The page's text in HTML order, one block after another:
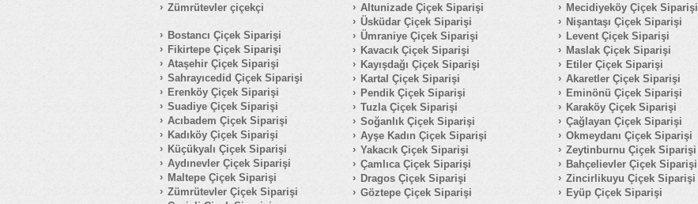
Zümrütevler çiçekçi
Bostancı Çiçek Siparişi
Fikirtepe Çiçek Siparişi
Ataşehir Çiçek Siparişi
Sahrayıcedid Çiçek Siparişi
Erenköy Çiçek Siparişi
Suadiye Çiçek Siparişi
Acıbadem Çiçek Siparişi
Kadıköy Çiçek Siparişi
Küçükyalı Çiçek Siparişi
Aydınevler Çiçek Siparişi
Maltepe Çiçek Siparişi
Zümrütevler Çiçek Siparişi
Altunizade Çiçek Siparişi
Üsküdar Çiçek Siparişi
Ümraniye Çiçek Siparişi
Kavacık Çiçek Siparişi
Kayışdağı Çiçek Siparişi
Kartal Çiçek Siparişi
Pendik Çiçek Siparişi
Tuzla Çiçek Siparişi
Soğanlık Çiçek Siparişi
Ayşe Kadın Çiçek Siparişi
Yakacık Çiçek Siparişi
Çamlıca Çiçek Siparişi
Dragos Çiçek Siparişi
Göztepe Çiçek Siparişi
Mecidiyeköy Çiçek Siparişi
Nişantaşı Çiçek Siparişi
Levent Çiçek Siparişi
Maslak Çiçek Siparişi
Etiler Çiçek Siparişi
Akaretler Çiçek Siparişi
Eminönü Çiçek Siparişi
Karaköy Çiçek Siparişi
Çağlayan Çiçek Siparişi
Okmeydanı Çiçek Siparişi
Zeytinburnu Çiçek Siparişi
Bahçelievler Çiçek Siparişi
Zincirlikuyu Çiçek Siparişi
Eyüp Çiçek Siparişi